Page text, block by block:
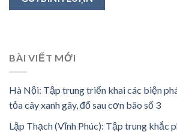
BÀI VIẾT MỚI
Hà Nội: Tập trung triển khai các biện
tỏa cây xanh gãy, đổ sau cơn bão số 3
Lập Thạch (Vĩnh Phúc): Tập trung khắc